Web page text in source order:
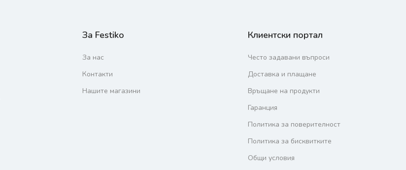
За Festiko
За нас
Контакти
Нашите магазини
Клиентски портал
Често задавани въпроси
Доставка и плащане
Връщане на продукти
Гаранция
Политика за поверителност
Политика за бисквитките
Общи условия